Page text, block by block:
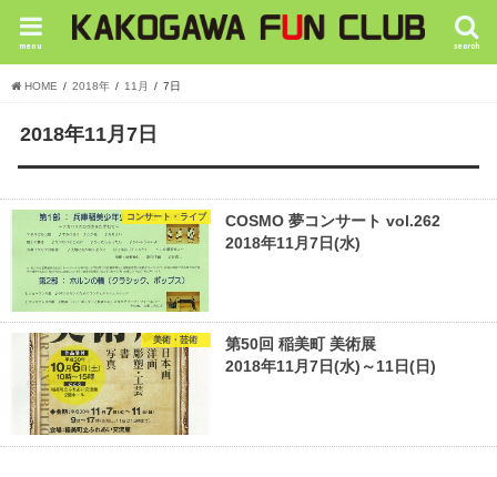
search
menu
HOME 2018年 11月 7日
2018年11月7日
コンサート・ライブ
COSMO 夢コンサート vol.262
2018年11月7日(水)
美術・芸術
第50回 稲美町 美術展
2018年11月7日(水)～11日(日)